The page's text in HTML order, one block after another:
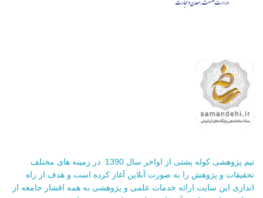
تیم پژوهشی کوله پشتی از اواخر سال 1390 در زمینه های مختلف
تحقیقات و پژوهش را به صورت آنلاین آغاز کرده است و هدف از راه
اندازی این سایت ارائه خدمات علمی و پژوهشی به همه اقشار جامعه از